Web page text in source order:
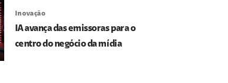
Inovação
IA avança das emissoras para o
centro do negócio da mídia